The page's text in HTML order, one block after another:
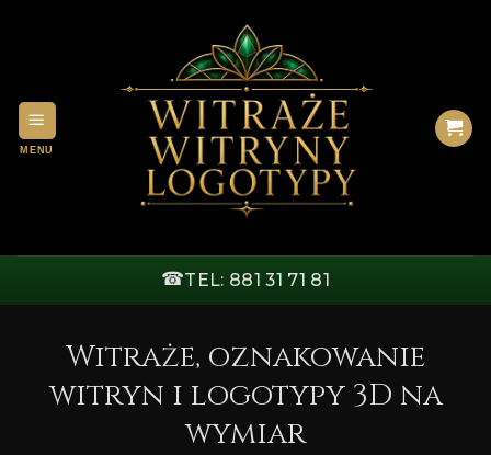
☎TEL: 881 31 71 81
Witraże, oznakowanie
witryn i logotypy 3D na
wymiar